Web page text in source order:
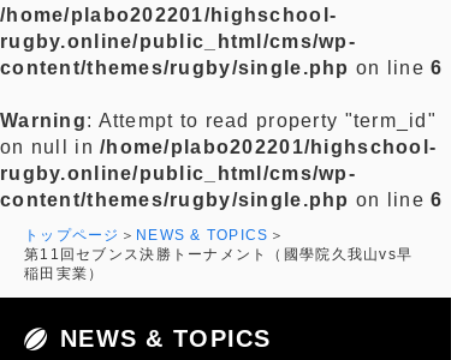
/home/plabo202201/highschool-
rugby.online/public_html/cms/wp-
content/themes/rugby/single.php on line6
Warning: Attempt to read property "term_id"
on null in/home/plabo202201/highschool-
rugby.online/public_html/cms/wp-
content/themes/rugby/single.php on line6
トップページ
NEWS & TOPICS
第11回セブンス決勝トーナメント（國學院久我山vs早
稲田実業）
NEWS & TOPICS